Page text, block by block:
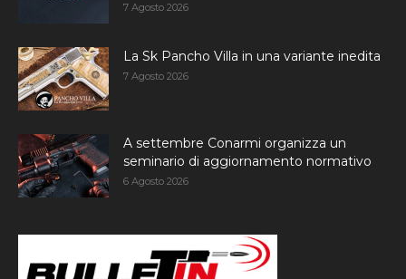
7 Agosto 2026
La Sk Pancho Villa in una variante inedita
7 Agosto 2026
A settembre Conarmi organizza un
seminario di aggiornamento normativo
6 Agosto 2026